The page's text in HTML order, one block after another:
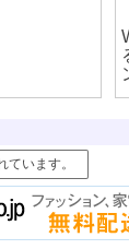
ています。